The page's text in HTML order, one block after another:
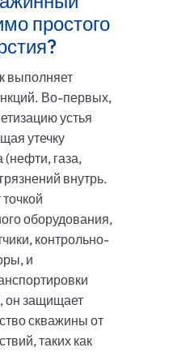
простого
выполняет
Во-первых,
устья
утечку
газа,
внутрь.
оборудования,
контрольно-
и
он защищает
скважины от
таких как